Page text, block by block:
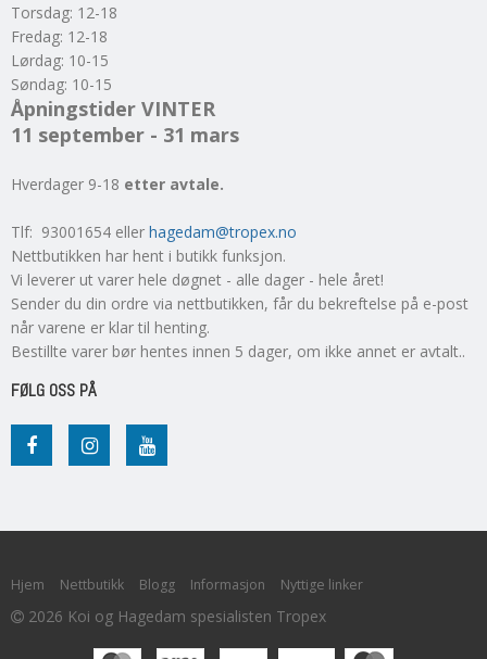
Torsdag: 12-18
Fredag: 12-18
Lørdag: 10-15
Søndag: 10-15
Åpningstider VINTER
11 september - 31 mars
Hverdager 9-18 etter avtale.
Tlf: 93001654 eller hagedam@tropex.no
Nettbutikken har hent i butikk funksjon.
Vi leverer ut varer hele døgnet - alle dager - hele året!
Sender du din ordre via nettbutikken, får du bekreftelse på e-post
når varene er klar til henting.
Bestillte varer bør hentes innen 5 dager, om ikke annet er avtalt..
FØLG OSS PÅ
Hjem Nettbutikk Blogg Informasjon Nyttige linker
2026 Koi og Hagedam spesialisten Tropex